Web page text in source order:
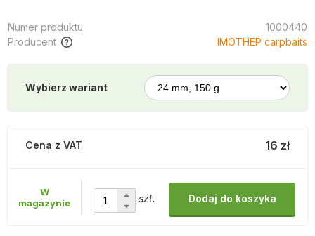
Numer produktu
1000440
Producent
IMOTHEP carpbaits
Wybierz wariant
16 zł
Cena z VAT
W
magazynie
szt. Dodaj do koszyka